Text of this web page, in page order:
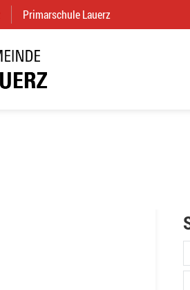
(External Link)
Primarschule Lauerz